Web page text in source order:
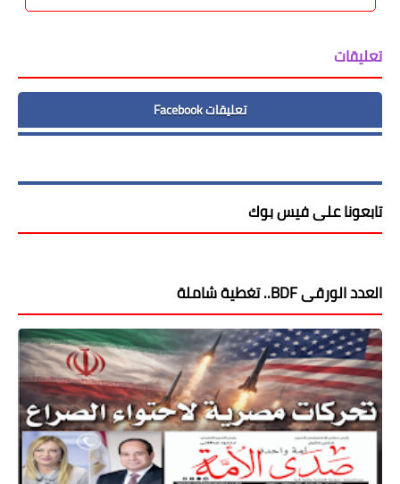
تعليقات
تعليقات Facebook
تابعونا على فيس بوك
العدد الورقى BDF.. تغطية شاملة